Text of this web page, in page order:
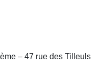
– 47 rue des Tilleuls